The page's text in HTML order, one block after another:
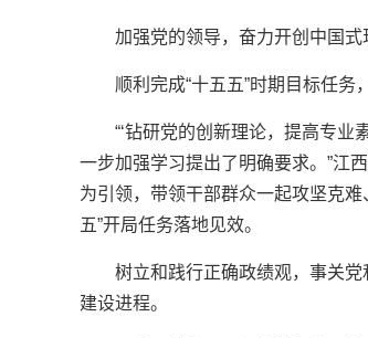
加强党的领导，奋力开创中国式
顺利完成“十五五”时期目标任务
“‘钻研党的创新理论，提高专业
一步加强学习提出了明确要求。”江
为引领，带领干部群众一起攻坚克
五”开局任务落地见效。
树立和践行正确政绩观，事关
建设进程。